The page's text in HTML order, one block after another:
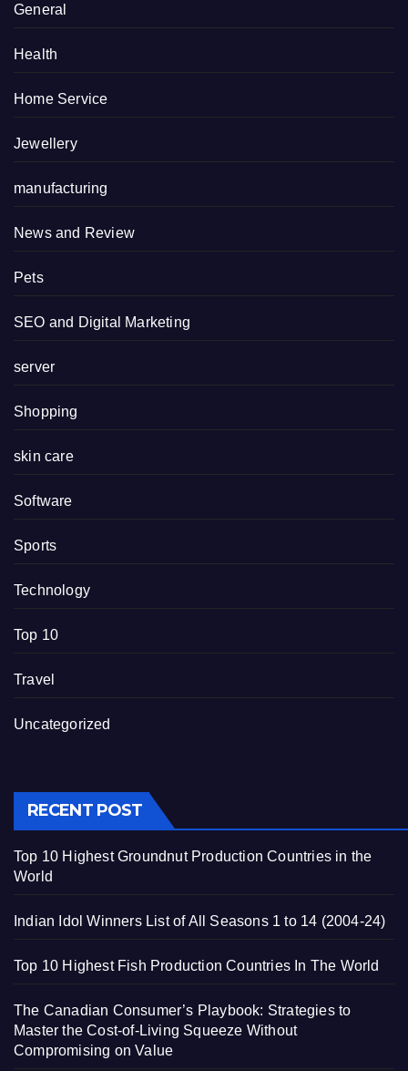
General
Health
Home Service
Jewellery
manufacturing
News and Review
Pets
SEO and Digital Marketing
server
Shopping
skin care
Software
Sports
Technology
Top 10
Travel
Uncategorized
RECENT POST
Top 10 Highest Groundnut Production Countries in the
World
Indian Idol Winners List of All Seasons 1 to 14 (2004-24)
Top 10 Highest Fish Production Countries In The World
The Canadian Consumer’s Playbook: Strategies to
Master the Cost-of-Living Squeeze Without
Compromising on Value